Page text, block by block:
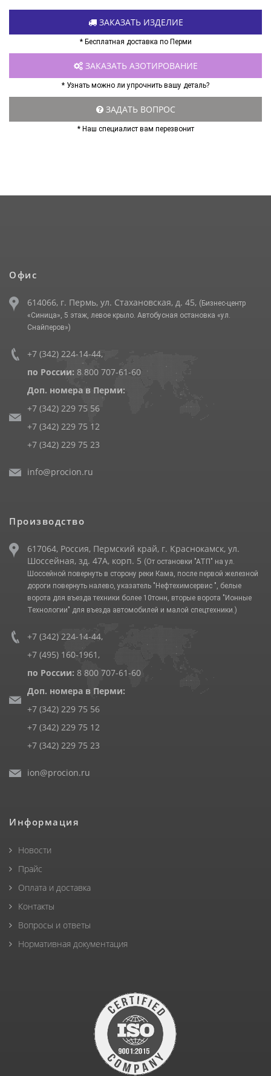
ЗАКАЗАТЬ ИЗДЕЛИЕ
* Бесплатная доставка по Перми
ЗАКАЗАТЬ АЗОТИРОВАНИЕ
* Узнать можно ли упрочнить вашу деталь?
ЗАДАТЬ ВОПРОС
* Наш специалист вам перезвонит
Офис
614066, г. Пермь, ул. Стахановская, д. 45, (Бизнес-центр
«Синица», 5 этаж, левое крыло. Автобусная остановка «ул.
Снайперов»)
+7 (342) 224-14-44,
по России: 8 800 707-61-60
Доп. номера в Перми:
+7 (342) 229 75 56
+7 (342) 229 75 12
+7 (342) 229 75 23
info@procion.ru
Производство
617064, Россия, Пермский край, г. Краснокамск, ул.
Шоссейная, зд. 47А, корп. 5 (От остановки "АТП" на ул.
Шоссейной повернуть в сторону реки Кама, после первой железной
дороги повернуть налево, указатель "Нефтехимсервис ", белые
ворота для въезда техники более 10тонн, вторые ворота "Ионные
Технологии" для въезда автомобилей и малой спецтехники.)
+7 (342) 224-14-44,
+7 (495) 160-1961 ,
по России: 8 800 707-61-60
Доп. номера в Перми:
+7 (342) 229 75 56
+7 (342) 229 75 12
+7 (342) 229 75 23
ion@procion.ru
Информация
Новости
Прайс
Оплата и доставка
Контакты
Вопросы и ответы
Нормативная документация